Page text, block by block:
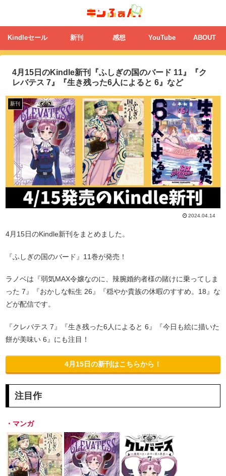
Kindleセール 新刊 感想 YouTube ABOUT
4月15日のKindle新刊『ふしぎの国のバード 11』『ク
レバテス 7』『生き残った6人によると 6』など
新刊
2024.04.14
4月15日のKindle新刊をまとめました。
『ふしぎの国のバード』11巻が発売！
ラノベは『弱気MAX令嬢なのに、辣腕婚約者様の賭けに乗ってしま
った 7』『おかしな転生 26』『穏やか貴族の休暇のすすめ。18』な
どが配信です。
『クレバテス 7』『生き残った6人によると 6』『今日も絵に描いた
餅が美味い 6』にも注目！
4月15日の新刊はこちらから！
注目作
・マンガ